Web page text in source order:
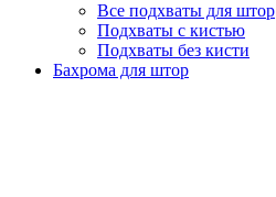
Все подхваты для штор
Подхваты с кистью
Подхваты без кисти
Бахрома для штор